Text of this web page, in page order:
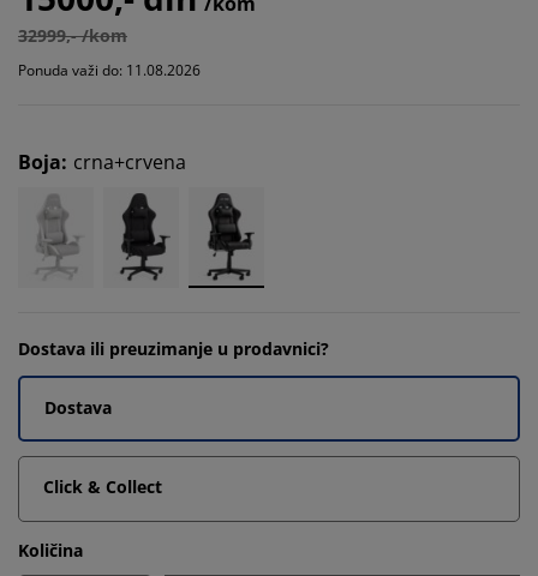
32999,- /kom
Ponuda važi do: 11.08.2026
Boja: crna+crvena
Dostava ili preuzimanje u prodavnici?
Dostava
Click & Collect
Količina